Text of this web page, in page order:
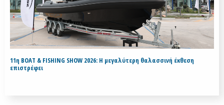
11η BOAT & FISHING SHOW 2026: Η μεγαλύτερη θαλασσινή έκθεση
επιστρέφει